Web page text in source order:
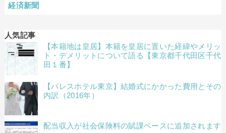
経済新聞
人気記事
【本籍地は皇居】本籍を皇居に置いた経緯やメリッ
ト・デメリットについて語る【東京都千代田区千代
田１番】
【パレスホテル東京】結婚式にかかった費用とその
内訳（2016年）
配当収入が社会保険料の賦課ベースに追加されます